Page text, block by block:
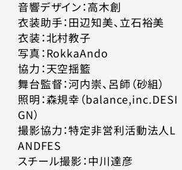
音響デザイン：高木創
衣装助手：田辺知美、立石裕美
衣装：北村教子
写真：RokkaAndo
協力：天空揺籃
舞台監督：河内崇、呂師（砂組）
照明：森規幸（balance,inc.DESI
GN）
撮影協力：特定非営利活動法人L
ANDFES
スチール撮影：中川達彦